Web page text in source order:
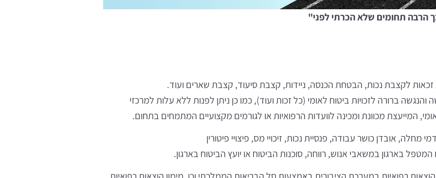
הרבה תחומים שלא הכרתי לפני"
לקצבת נכות, הבטחת הכנסה, ניידות, קצבת סיעוד, קצבת שארים ועוד.
ברורה לזכויות ביטוח לאומי (כל זכות ועוד), כמו כן ניתן לפנות ללא עלות למרכזי
המייעצת מכוונת ומכינה לוועדות הרפואיות או לגורמים מקצועיים המתמחים בתחום.
מחלה, אובדן כושר עבודה, פנסיית נכות, זיכויי מס, פיצויי פיטורין
המטפל בארגון במשאבי אנוש, רווחה, סוכנות הביטוח או יועץ הביטוח בארגון.